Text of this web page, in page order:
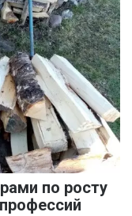
по росту